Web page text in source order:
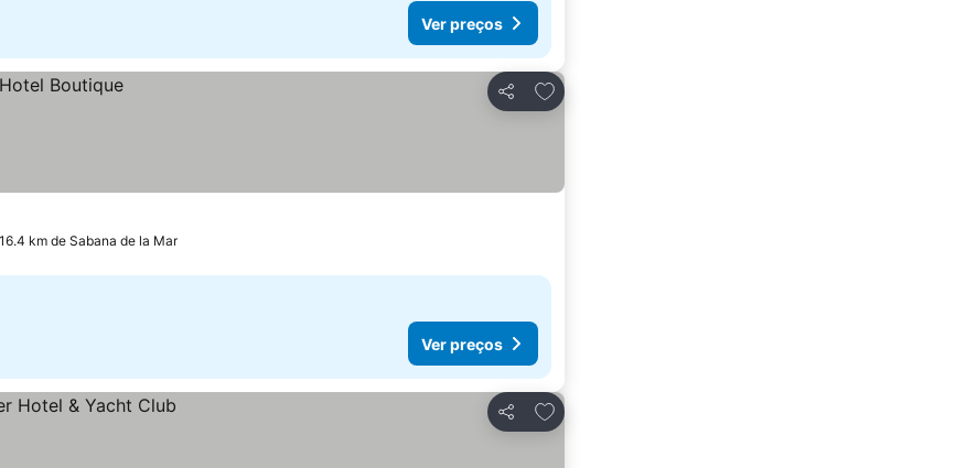
Ver preços
Partilhar
Adicionar aos favoritos
km de Sabana de la Mar
Ver preços
Partilhar
Adicionar aos favoritos